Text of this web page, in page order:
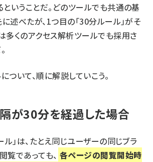
ということだ。どのツールでも共通の基
述べたが、1つ目の「30分ルール」がそ
多くのアクセス解析ツールでも採用さ
ついて、順に解説していこう。
が30分を経過した場合
」は、たとえ同じユーザーの同じブラ
覧であっても、 各ページの閲覧開始時